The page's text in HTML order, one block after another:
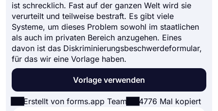
ist schrecklich. Fast auf der ganzen Welt wird sie
verurteilt und teilweise bestraft. Es gibt viele
Systeme, um dieses Problem sowohl im staatlichen
als auch im privaten Bereich anzugehen. Eines
davon ist das Diskriminierungsbeschwerdeformular,
für das wir eine Vorlage haben.
Vorlage verwenden
Erstellt von forms.app Team 4776 Mal kopiert